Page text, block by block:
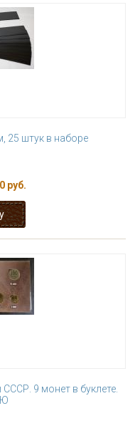
25 штук в наборе
руб.
9 монет в буклете.